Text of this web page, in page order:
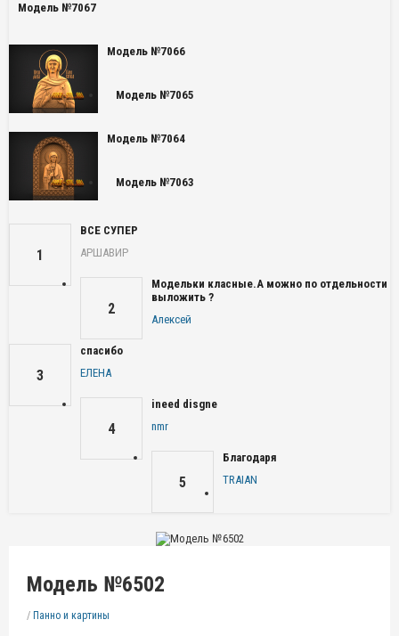
Модель №7067
Модель №7066
Модель №7065
Модель №7064
Модель №7063
1
ВСЕ СУПЕР
АРШАВИР
2
Модельки класные.А можно по отдельности
выложить ?
Алексей
3
спасибо
ЕЛЕНА
4
ineed disgne
nmr
5
Благодаря
TRAIAN
Модель №6502
/ Панно и картины